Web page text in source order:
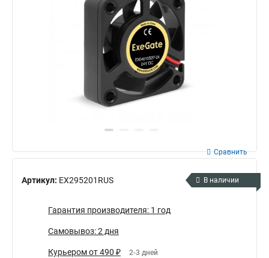
Артикул: EX295201RUS
Сравнить
В наличии
Гарантия производителя: 1 год
Самовывоз: 2 дня
Курьером от 490 ₽ 2-3 дней